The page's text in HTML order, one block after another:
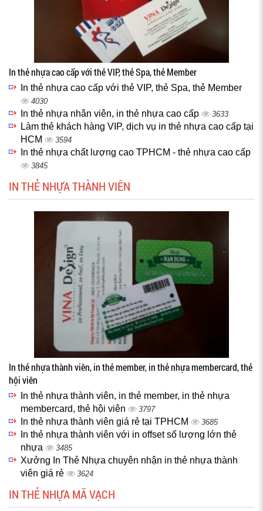
In thẻ nhựa cao cấp với thẻ VIP, thẻ Spa, thẻ Member
In thẻ nhựa cao cấp với thẻ VIP, thẻ Spa, thẻ Member
4030
In thẻ nhựa nhân viên, in thẻ nhựa cao cấp 3633
Làm thẻ khách hàng VIP, dịch vụ in thẻ nhựa cao cấp tại
HCM
3594
In thẻ nhựa chất lượng cao TPHCM - thẻ nhựa cao cấp
3845
IN THẺ NHỰA THÀNH VIÊN
In thẻ nhựa thành viên, in thẻ member, in thẻ nhựa membercard, thẻ
hội viên
In thẻ nhựa thành viên, in thẻ member, in thẻ nhựa
membercard, thẻ hội viên
3797
In thẻ nhựa thành viên giá rẻ tại TPHCM 3685
In thẻ nhựa thành viên với in offset số lượng lớn thẻ
nhựa
3485
Xưởng In Thẻ Nhựa chuyên nhận in thẻ nhựa thành
viên giá rẻ
3624
IN THẺ NHỰA MÃ VẠCH